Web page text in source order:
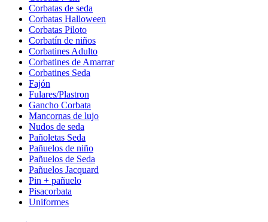
Corbatas de seda
Corbatas Halloween
Corbatas Piloto
Corbatín de niños
Corbatines Adulto
Corbatines de Amarrar
Corbatines Seda
Fajón
Fulares/Plastron
Gancho Corbata
Mancornas de lujo
Nudos de seda
Pañoletas Seda
Pañuelos de niño
Pañuelos de Seda
Pañuelos Jacquard
Pin + pañuelo
Pisacorbata
Uniformes